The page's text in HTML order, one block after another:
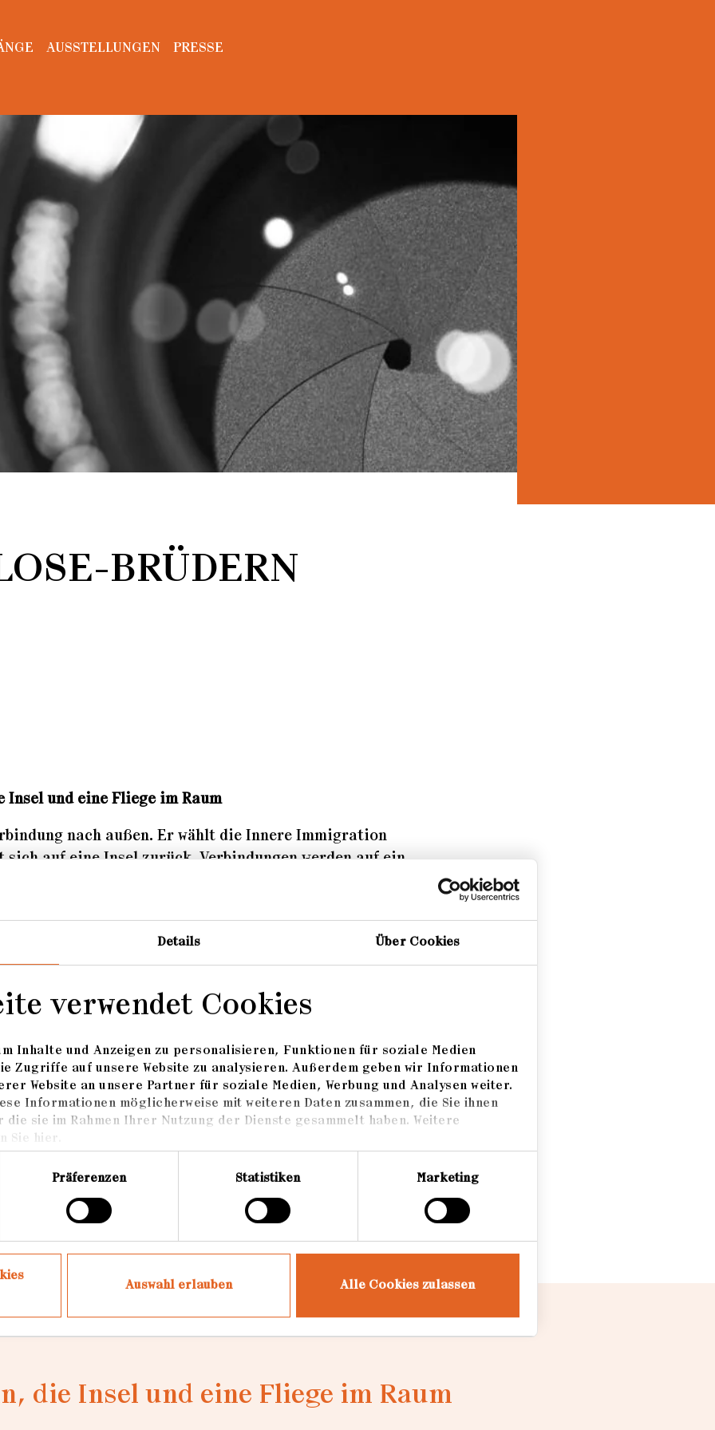
Details Über Cookies
verwendet Cookies
Inhalte und Anzeigen zu personalisieren, Funktionen für soziale Medien
Zugriffe auf unsere Website zu analysieren. Außerdem geben wir Informationen
Website an unsere Partner für soziale Medien, Werbung und Analysen weiter.
Informationen möglicherweise mit weiteren Daten zusammen, die Sie ihnen
sie im Rahmen Ihrer Nutzung der Dienste gesammelt haben. Weitere
Sie hier.
Präferenzen Statistiken Marketing
Auswahl erlauben Alle Cookies zulassen
AUSSTELLUNGEN PRESSE
BRÜDERN
Insel und eine Fliege im Raum
nach außen. Er wählt die Innere Immigration
sich auf eine Insel zurück. Verbindungen werden auf ein
sich nicht sehen zu müssen, um nicht von anderen
Arbeit assoziiert das Wesen dieser Situation: einer
Leben.
Opera. Isola. - EMOP EUROPEAN MONTH OF
Fotobuchpreis (Silber)
die Insel und eine Fliege im Raum